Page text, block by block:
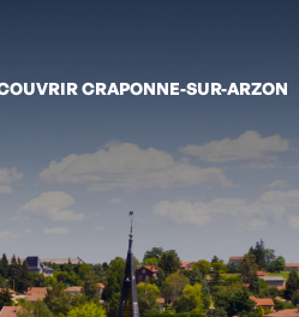
CRAPONNE-SUR-ARZON